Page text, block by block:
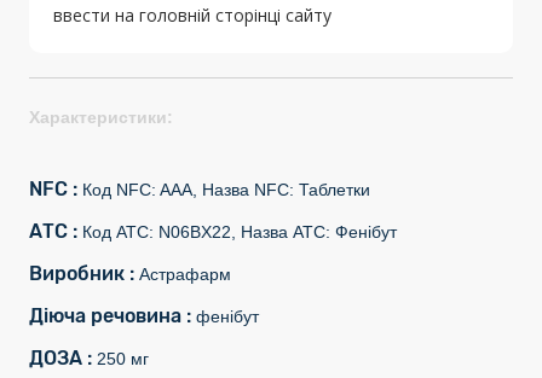
ввести на головній сторінці сайту
Характеристики:
NFC : Код NFC: AAA, Назва NFC: Таблетки
АТС : Код АТС: N06BX22, Назва АТС: Фенібут
Виробник : Астрафарм
Діюча речовина : фенібут
ДОЗА : 250 мг